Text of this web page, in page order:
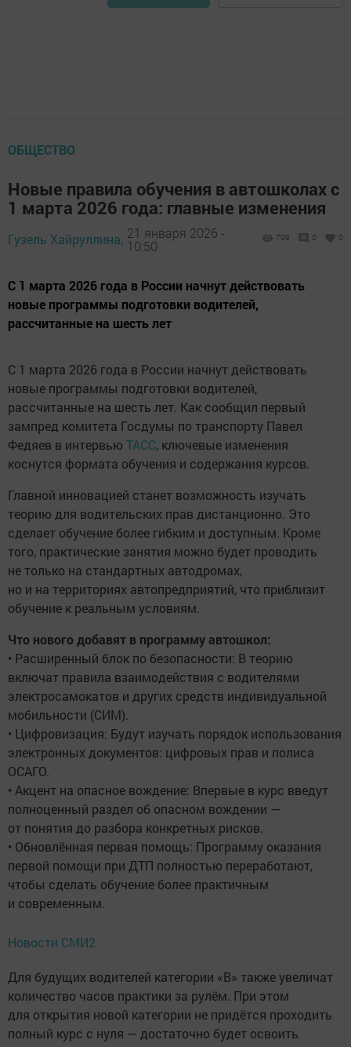
ОБЩЕСТВО
Новые правила обучения в автошколах с
1 марта 2026 года: главные изменения
Гузель Хайруллина, 21 января 2026 -
10:50
709 0 0
С 1 марта 2026 года в России начнут действовать
новые программы подготовки водителей,
рассчитанные на шесть лет
С 1 марта 2026 года в России начнут действовать
новые программы подготовки водителей,
рассчитанные на шесть лет. Как сообщил первый
зампред комитета Госдумы по транспорту Павел
Федяев в интервью ТАСС, ключевые изменения
коснутся формата обучения и содержания курсов.
Главной инновацией станет возможность изучать
теорию для водительских прав дистанционно. Это
сделает обучение более гибким и доступным. Кроме
того, практические занятия можно будет проводить
не только на стандартных автодромах,
но и на территориях автопредприятий, что приблизит
обучение к реальным условиям.
Что нового добавят в программу автошкол:
• Расширенный блок по безопасности: В теорию
включат правила взаимодействия с водителями
электросамокатов и других средств индивидуальной
мобильности (СИМ).
• Цифровизация: Будут изучать порядок использования
электронных документов: цифровых прав и полиса
ОСАГО.
• Акцент на опасное вождение: Впервые в курс введут
полноценный раздел об опасном вождении —
от понятия до разбора конкретных рисков.
• Обновлённая первая помощь: Программу оказания
первой помощи при ДТП полностью переработают,
чтобы сделать обучение более практичным
и современным.
Новости СМИ2
Для будущих водителей категории «B» также увеличат
количество часов практики за рулём. При этом
для открытия новой категории не придётся проходить
полный курс с нуля — достаточно будет освоить